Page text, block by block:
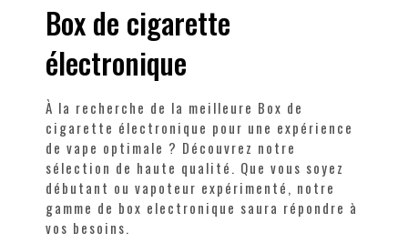
Box de cigarette
électronique
À la recherche de la meilleure Box de
cigarette électronique pour une expérience
de vape optimale ? Découvrez notre
sélection de haute qualité. Que vous soyez
débutant ou vapoteur expérimenté, notre
gamme de box electronique saura répondre à
vos besoins.